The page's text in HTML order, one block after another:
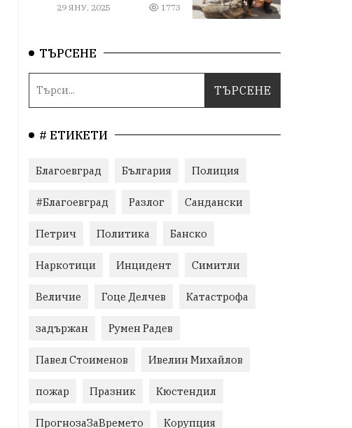
29 ЯНУ, 2025 1773
ТЪРСЕНЕ
# ЕТИКЕТИ
Благоевград България Полиция
#Благоевград Разлог Сандански
Петрич Политика Банско
Наркотици Инцидент Симитли
Величие Гоце Делчев Катастрофа
задържан Румен Радев
Павел Стоименов Ивелин Михайлов
пожар Празник Кюстендил
ПрогнозаЗаВремето Корупция